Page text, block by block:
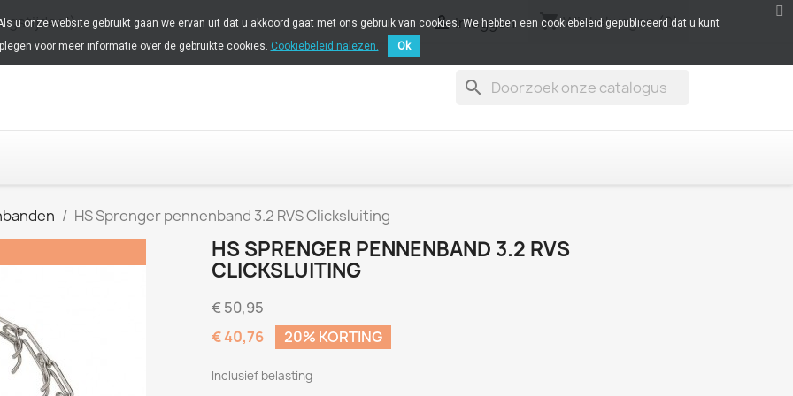
Inloggen shopping_cartWinkelwagen(0)
search
HS Sprenger pennenband 3.2 RVS Clicksluiting
HS SPRENGER PENNENBAND 3.2 RVS
CLICKSLUITING
€ 50,95
€ 40,76
20% KORTING
Inclusief belasting
u onze website gebruikt gaan we ervan uit dat u akkoord gaat met ons gebruik van cookies. We hebben een cookiebeleid gepubliceerd dat u kunt
voor meer informatie over de gebruikte cookies. Cookiebeleid nalezen. Ok